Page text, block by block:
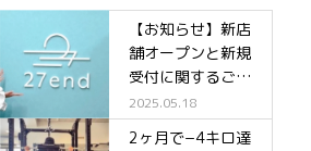
【お知らせ】新店
舗オープンと新規
受付に関するご案
内✨
2025.05.18
2ヶ月で−4キロ達